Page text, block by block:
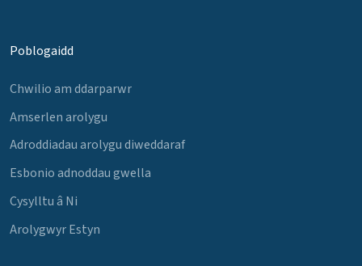
Poblogaidd
Chwilio am ddarparwr
Amserlen arolygu
Adroddiadau arolygu diweddaraf
Esbonio adnoddau gwella
Cysylltu â Ni
Arolygwyr Estyn